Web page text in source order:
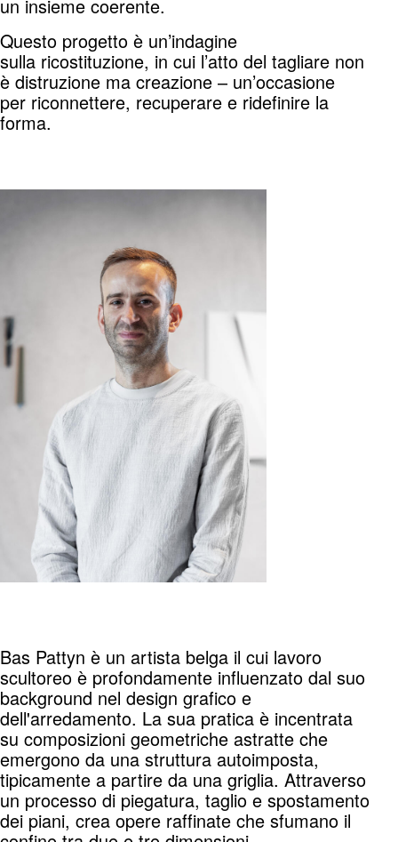
un insieme coerente.
Questo progetto è un’indagine
sulla ricostituzione, in cui l’atto del tagliare non
è distruzione ma creazione – un’occasione
per riconnettere, recuperare e ridefinire la
forma.
Bas Pattyn è un artista belga il cui lavoro
scultoreo è profondamente influenzato dal suo
background nel design grafico e
dell'arredamento. La sua pratica è incentrata
su composizioni geometriche astratte che
emergono da una struttura autoimposta,
tipicamente a partire da una griglia. Attraverso
un processo di piegatura, taglio e spostamento
dei piani, crea opere raffinate che sfumano il